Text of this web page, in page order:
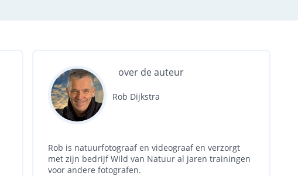
over de auteur
Rob Dijkstra
Rob is natuurfotograaf en videograaf en verzorgt
met zijn bedrijf Wild van Natuur al jaren trainingen
voor andere fotografen.